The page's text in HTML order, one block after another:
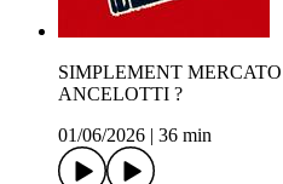
SIMPLEMENT
ANCELOTTI ?
01/06/2026
36 min